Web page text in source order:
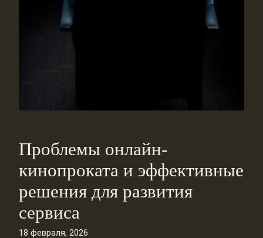
Проблемы онлайн-
кинопроката и эффективные
решения для развития
сервиса
18 февраля, 2026